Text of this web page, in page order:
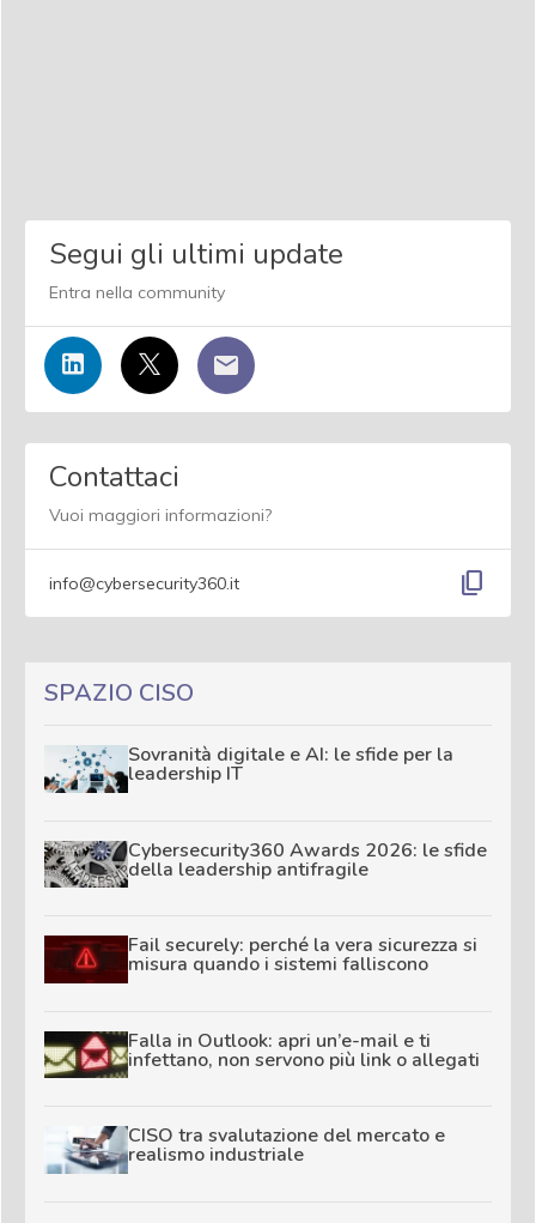
Segui gli ultimi update
Entra nella community
Contattaci
Vuoi maggiori informazioni?
info@cybersecurity360.it content_copy
SPAZIO CISO
Sovranità digitale e AI: le sfide per la
leadership IT
Cybersecurity360 Awards 2026: le sfide
della leadership antifragile
Fail securely: perché la vera sicurezza si
misura quando i sistemi falliscono
Falla in Outlook: apri un’e-mail e ti
infettano, non servono più link o allegati
CISO tra svalutazione del mercato e
realismo industriale